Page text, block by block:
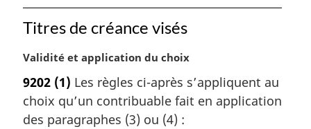
Titres de créance visés
N
t
e
m
Validité et application du choix
9202 (1) Les règles ci-après s’appliquent au
choix qu’un contribuable fait en application
des paragraphes (3) ou (4) :